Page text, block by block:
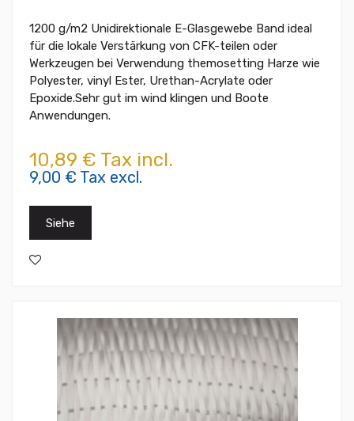
1200 g/m2 Unidirektionale E-Glasgewebe Band ideal
für die lokale Verstärkung von CFK-teilen oder
Werkzeugen bei Verwendung themosetting Harze wie
Polyester, vinyl Ester, Urethan-Acrylate oder
Epoxide.Sehr gut im wind klingen und Boote
Anwendungen.
10,89 € Tax incl.
9,00 € Tax excl.
Siehe